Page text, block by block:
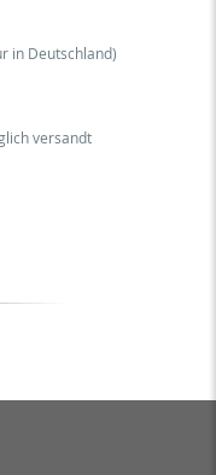
in Deutschland)
versandt